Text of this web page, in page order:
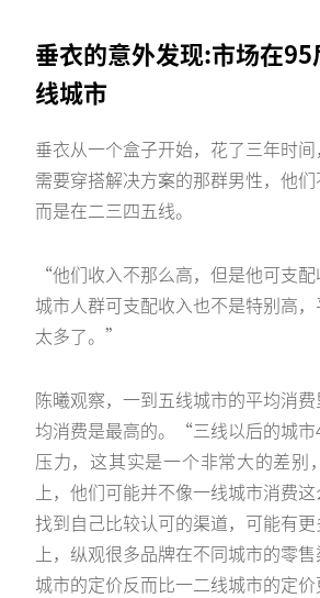
垂衣的意外发现:市场在95
线城市
垂衣从一个盒子开始，花了三年时
需要穿搭解决方案的那群男性，他们
而是在二三四五线。
“他们收入不那么高，但是他可支
城市人群可支配收入也不是特别高
太多了。”
陈曦观察，一到五线城市的平均消
均消费是最高的。“三线以后的城市
压力，这其实是一个非常大的差别
上，他们可能并不像一线城市消费
找到自己比较认可的渠道，可能有
上，纵观很多品牌在不同城市的零
城市的定价反而比一二线城市的定价